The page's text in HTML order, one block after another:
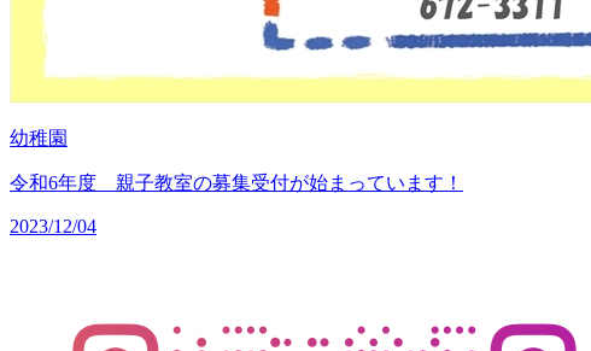
幼稚園
令和6年度 親子教室の募集受付が始まっています！
2023/12/04